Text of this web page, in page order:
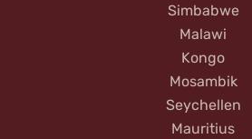
Simbabwe
Malawi
Kongo
Mosambik
Seychellen
Mauritius